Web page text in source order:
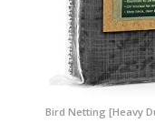
Bird Netting [Heavy